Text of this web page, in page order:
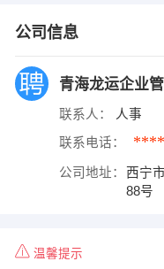
公司信息
青海龙运企业
联系人： 人事
联系电话： ****
公司地址：
西宁
88号
温馨提示